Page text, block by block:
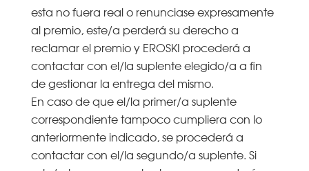
esta no fuera real o renunciase expresamente
al premio, este/a perderá su derecho a
reclamar el premio y EROSKI procederá a
contactar con el/la suplente elegido/a a fin
de gestionar la entrega del mismo.
En caso de que el/la primer/a suplente
correspondiente tampoco cumpliera con lo
anteriormente indicado, se procederá a
contactar con el/la segundo/a suplente. Si